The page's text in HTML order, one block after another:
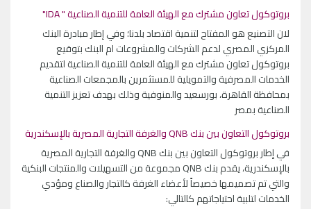
بروتوكول تعاون مشترك مع الهيئة العامة للتنمية الصناعية " IDA"
لان التصنيع هو المفتاح لتنمية اقتصاد بلدنا؛ وفي إطار مبادرة البنك
المركزي المصري لدعم الشركات والمشروعات ام البنك بتوقيع
بروتوكول تعاون مشترك مع الهيئة العامة للتنمية الصناعية لتقديم
الخدمات المصرفية والتمويلية للمستثمرين بالمجمعات الصناعية
بمحافظة القاهرة، بورسعيد والمنوفية وذلك بهدف تعزيز التنمية
الصناعية بمصر
بروتوكول التعاون بين بنك QNB والغرفة التجارية المصرية بالإسكندرية
في إطار بروتوكول التعاون بين بنك QNB والغرفة التجارية المصرية
بالإسكندرية، يقدم بنك QNB مجموعة من التسهيلات والمنتجات البنكية
والتي تم تصميمها خصيصاً لأعضاء الغرفة كالتجار والصناع ومؤدي
الخدمات لتلبية احتياجاتهم كالتالي: